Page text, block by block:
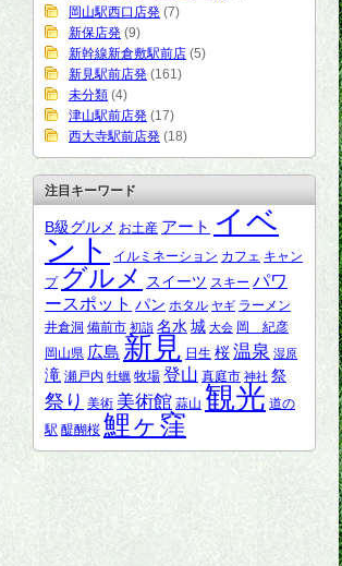
岡山駅西口店発 (7)
新保店発 (9)
新幹線新倉敷駅前店 (5)
新見駅前店発 (161)
未分類 (4)
津山駅前店発 (17)
西大寺駅前店発 (18)
注目キーワード
B級グルメ お土産 アート イベ
ント イルミネーション カフェ キャン
プ グルメ スイーツ スキー パワ
ースポット パン ホタル ヤギ ラーメン
井倉洞 備前市 初詣 名水 城 大会 岡 紀彦
岡山県 広島 新見 日生 桜 温泉 湿原
滝 瀬戸内 牡蠣 牧場 登山 真庭市 神社 祭
祭り 美術 美術館 蒜山 観光 道の
駅 醍醐桜 鯉ヶ窪